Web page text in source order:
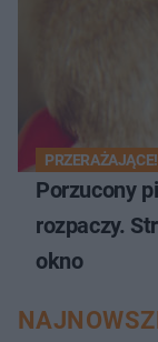
PRZERAŻAJĄCE!
Porzucony
rozpaczy.
okno